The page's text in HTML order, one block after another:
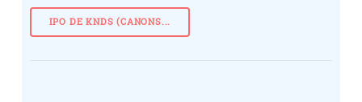
IPO DE KNDS (CANONS...